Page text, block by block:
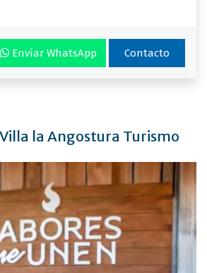
Envíar WhatsApp Contacto
la Angostura Turismo